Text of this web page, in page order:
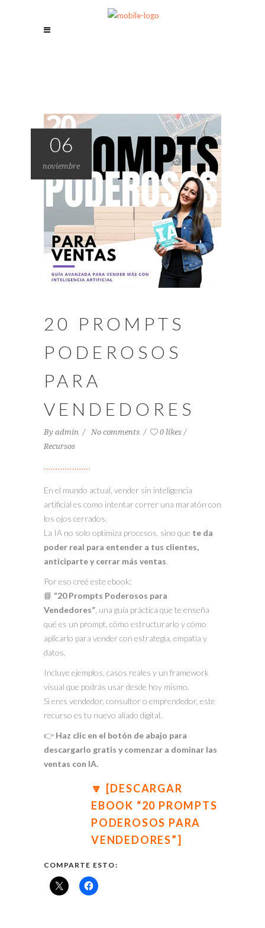
06
noviembre
20 PROMPTS
PODEROSOS
PARA
VENDEDORES
By admin No comments
0 likes
Recursos
En el mundo actual, vender sin inteligencia
artificial es como intentar correr una maratón con
los ojos cerrados.
La IA no solo optimiza procesos, sino que te da
poder real para entender a tus clientes,
anticiparte y cerrar más ventas.
Por eso creé este ebook:
📘 “20 Prompts Poderosos para
Vendedores” , una guía práctica que te enseña
qué es un prompt, cómo estructurarlo y cómo
aplicarlo para vender con estrategia, empatía y
datos.
Incluye ejemplos, casos reales y un framework
visual que podrás usar desde hoy mismo.
Si eres vendedor, consultor o emprendedor, este
recurso es tu nuevo aliado digital.
👉 Haz clic en el botón de abajo para
descargarlo gratis y comenzar a dominar las
ventas con IA.
🔽 [DESCARGAR
EBOOK “20 PROMPTS
PODEROSOS PARA
VENDEDORES”]
COMPARTE ESTO: